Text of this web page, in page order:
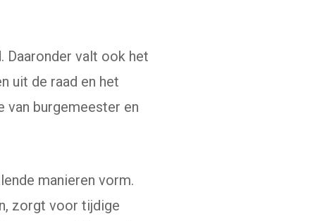
Daaronder valt ook het
uit de raad en het
van burgemeester en
manieren vorm.
zorgt voor tijdige